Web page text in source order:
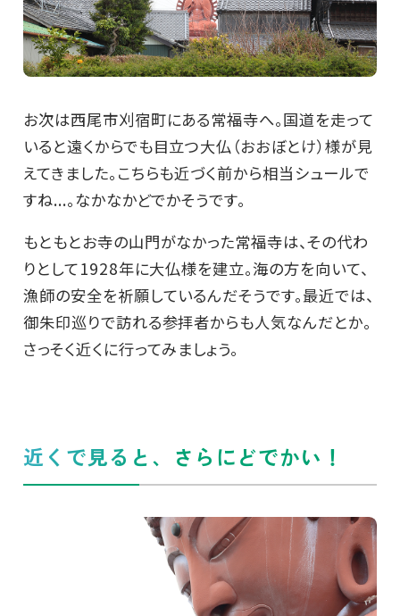
お次は西尾市刈宿町にある常福寺へ。国道を走って
いると遠くからでも目立つ大仏（おおぼとけ）様が見
えてきました。こちらも近づく前から相当シュールで
すね...。なかなかどでかそうです。
もともとお寺の山門がなかった常福寺は、その代わ
りとして1928年に大仏様を建立。海の方を向いて、
漁師の安全を祈願しているんだそうです。最近では、
御朱印巡りで訪れる参拝者からも人気なんだとか。
さっそく近くに行ってみましょう。
近くで見ると、さらにどでかい！